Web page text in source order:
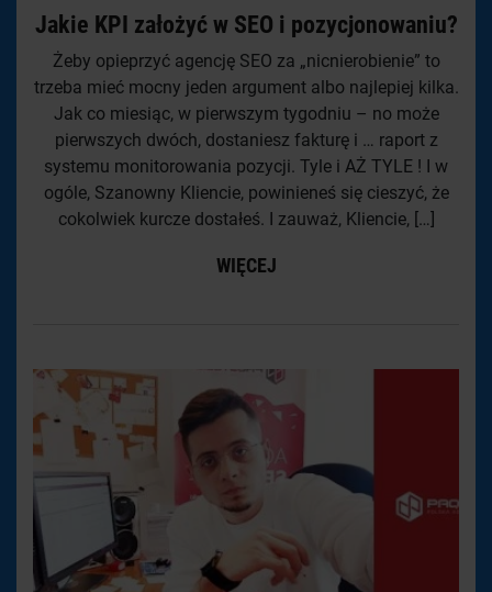
Jakie KPI założyć w SEO i pozycjonowaniu?
Żeby opieprzyć agencję SEO za „nicnierobienie” to
trzeba mieć mocny jeden argument albo najlepiej kilka.
Jak co miesiąc, w pierwszym tygodniu – no może
pierwszych dwóch, dostaniesz fakturę i … raport z
systemu monitorowania pozycji. Tyle i AŻ TYLE ! I w
ogóle, Szanowny Kliencie, powinieneś się cieszyć, że
cokolwiek kurcze dostałeś. I zauważ, Kliencie, […]
WIĘCEJ